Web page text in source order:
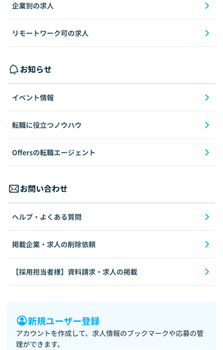
企業別の求人
リモートワーク可の求人
お知らせ
イベント情報
転職に役立つノウハウ
Offersの転職エージェント
お問い合わせ
ヘルプ・よくある質問
掲載企業・求人の削除依頼
【採用担当者様】資料請求・求人の掲載
新規ユーザー登録
アカウントを作成して、求人情報のブックマークや応募の管
理ができます。